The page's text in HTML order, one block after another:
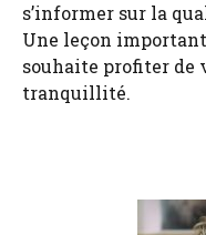
s’informer sur la
Une leçon
souhaite profiter de
tranquillité.